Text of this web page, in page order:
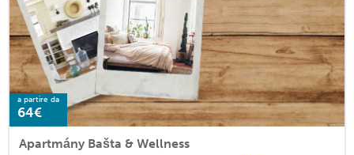
a partire da
64€
Apartmány Bašta & Wellness